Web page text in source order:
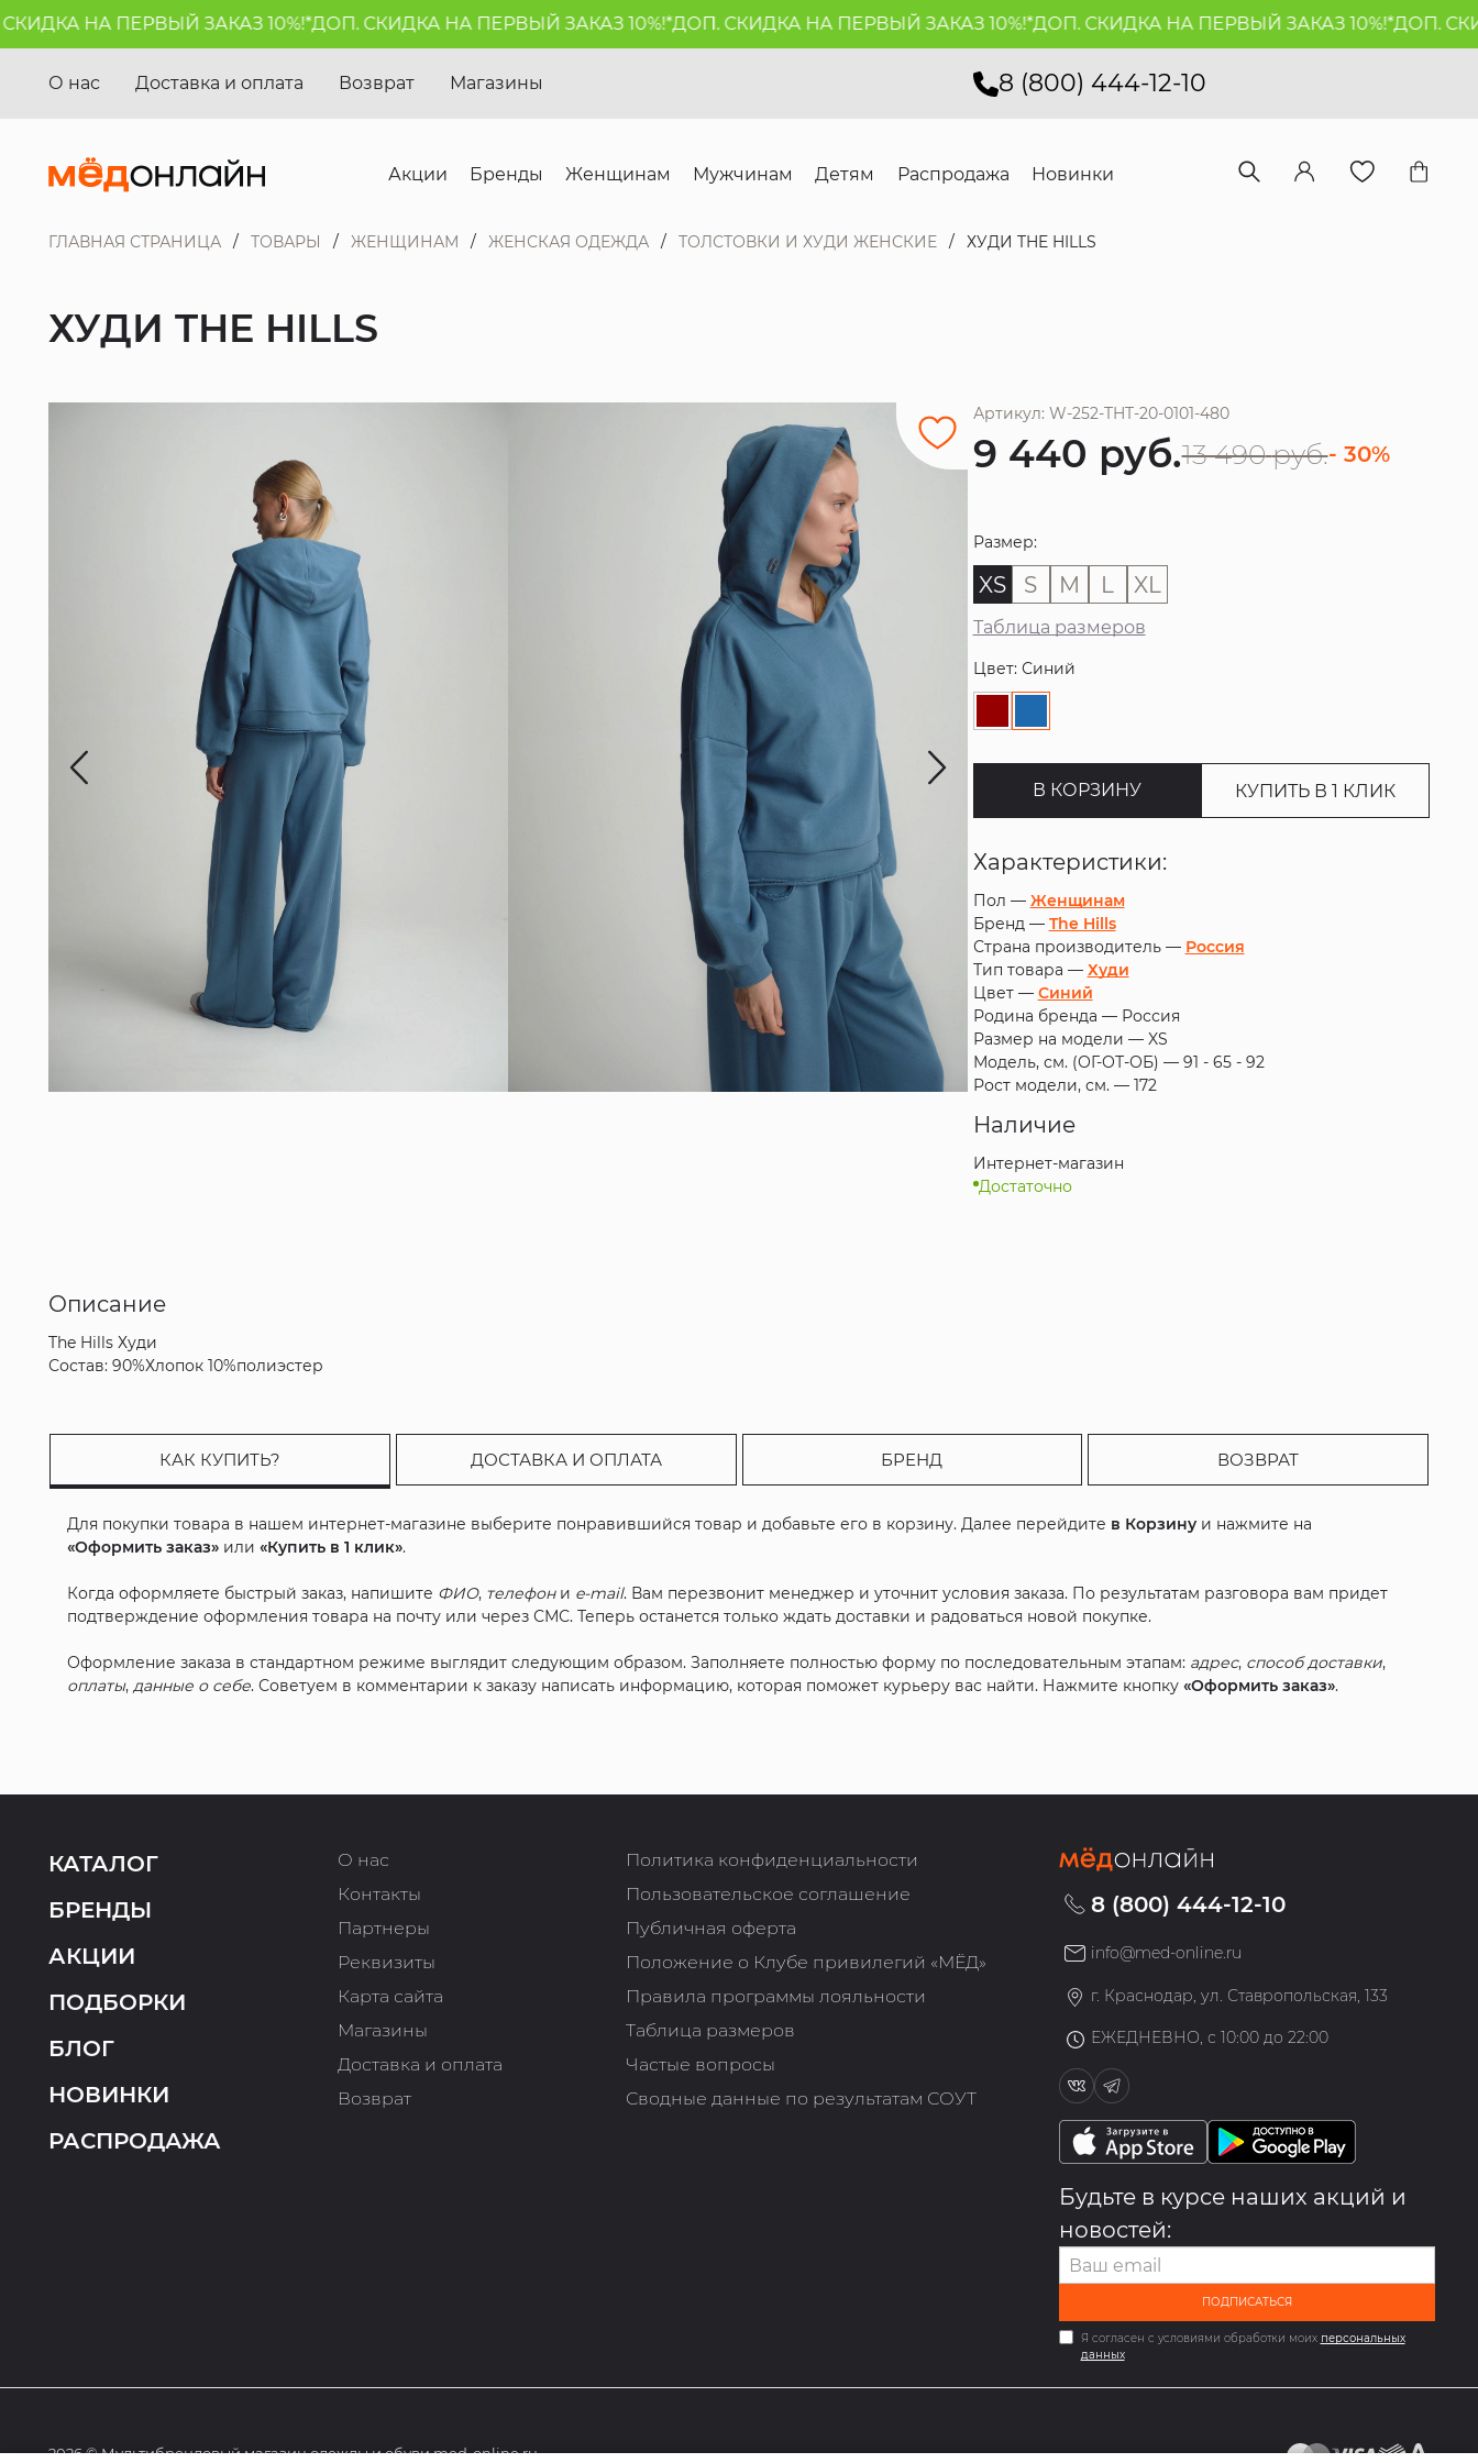
НА ПЕРВЫЙ ЗАКАЗ 10%!*ДОП. СКИДКА НА ПЕРВЫЙ ЗАКАЗ 10%!*ДОП. СКИДКА НА ПЕРВЫЙ ЗАКАЗ 10%!*ДОП. СКИДКА НА ПЕРВЫЙ ЗАКАЗ 10%!*ДОП.
8 (800) 444-12-10
О нас Доставка и оплата Возврат Магазины
Акции Бренды Женщинам Мужчинам Детям Распродажа Новинки
ГЛАВНАЯ СТРАНИЦА ТОВАРЫ ЖЕНЩИНАМ ЖЕНСКАЯ ОДЕЖДА ТОЛСТОВКИ И ХУДИ ЖЕНСКИЕ ХУДИ THE HILLS
ХУДИ THE HILLS
Артикул: W-252-THT-20-0101-480
9 440 руб.13 490 руб.- 30%
Размер:
XS S M L XL
Таблица размеров
Цвет: Синий
В КОРЗИНУ КУПИТЬ В 1 КЛИК
Характеристики:
Пол — Женщинам
Бренд — The Hills
Страна производитель — Россия
Тип товара — Худи
Цвет — Синий
Родина бренда — Россия
Размер на модели — XS
Модель, см. (ОГ-ОТ-ОБ) — 91 - 65 - 92
Рост модели, см. — 172
Наличие
Интернет-магазин
Достаточно
Описание
The Hills Худи
Состав: 90%Хлопок 10%полиэстер
КАК КУПИТЬ? ДОСТАВКА И ОПЛАТА БРЕНД ВОЗВРАТ
Для покупки товара в нашем интернет-магазине выберите понравившийся товар и добавьте его в корзину. Далее перейдите в Корзину и нажмите на
«Оформить заказ» или«Купить в 1 клик».
Когда оформляете быстрый заказ, напишите ФИО, телефони e-mail. Вам перезвонит менеджер и уточнит условия заказа. По результатам разговора вам придет
подтверждение оформления товара на почту или через СМС. Теперь останется только ждать доставки и радоваться новой покупке.
Оформление заказа в стандартном режиме выглядит следующим образом. Заполняете полностью форму по последовательным этапам: адрес, способ доставки,
оплаты,данные о себе. Советуем в комментарии к заказу написать информацию, которая поможет курьеру вас найти. Нажмите кнопку«Оформить заказ».
КАТАЛОГ
БРЕНДЫ
АКЦИИ
ПОДБОРКИ
БЛОГ
НОВИНКИ
РАСПРОДАЖА
О нас
Контакты
Партнеры
Реквизиты
Карта сайта
Магазины
Доставка и оплата
Возврат
Политика конфиденциальности
Пользовательское соглашение
Публичная оферта
Положение о Клубе привилегий «МЁД»
Правила программы лояльности
Таблица размеров
Частые вопросы
Сводные данные по результатам СОУТ
8 (800) 444-12-10
info@med-online.ru
г. Краснодар, ул. Ставропольская, 133
ЕЖЕДНЕВНО, с 10:00 до 22:00
Будьте в курсе наших акций и
новостей:
ПОДПИСАТЬСЯ
Я согласен с условиями обработки моих персональных
данных
2026 © Мультибрендовый магазин одежды и обуви med-online.ru